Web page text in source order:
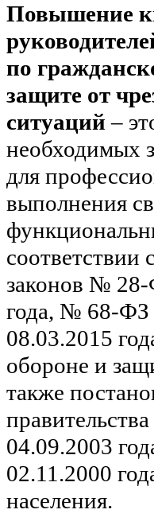
Повышение
по
защите от
ситуаций–
необходимых
для
выполнения
соответствии
законов №
года, № 68-ФЗ
08.03.2015
обороне и
также
04.09.2003
02.11.2000
населения.